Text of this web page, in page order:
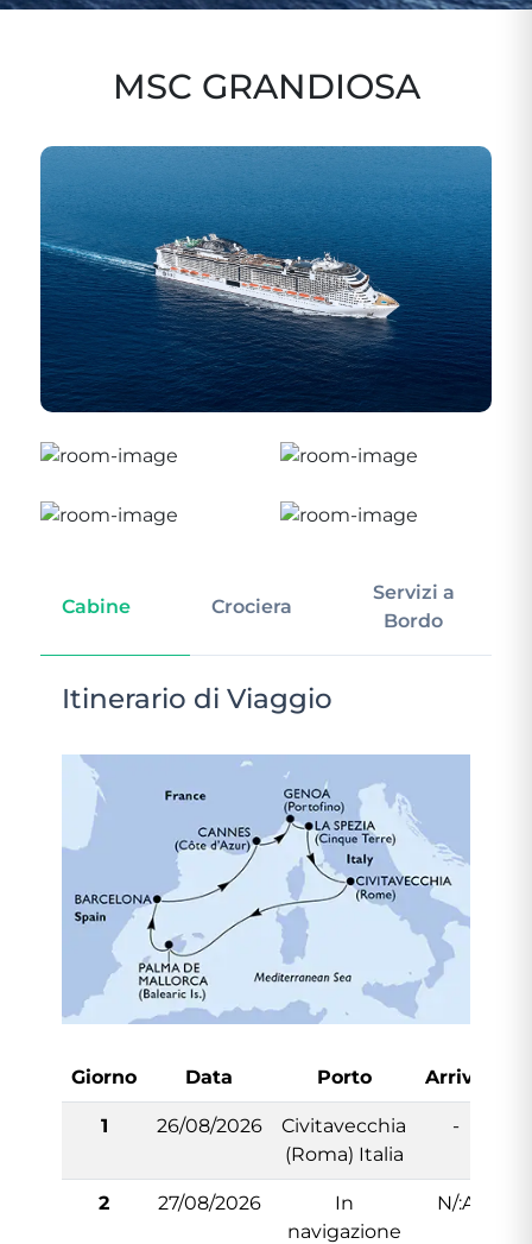
MSC GRANDIOSA
Cabine Crociera
Servizi a
Bordo
Itinerario di Viaggio
Giorno Data Porto Arrivo
1 26/08/2026
Civitavecchia
(Roma) Italia
-
2 27/08/2026
In
navigazione
N/:A